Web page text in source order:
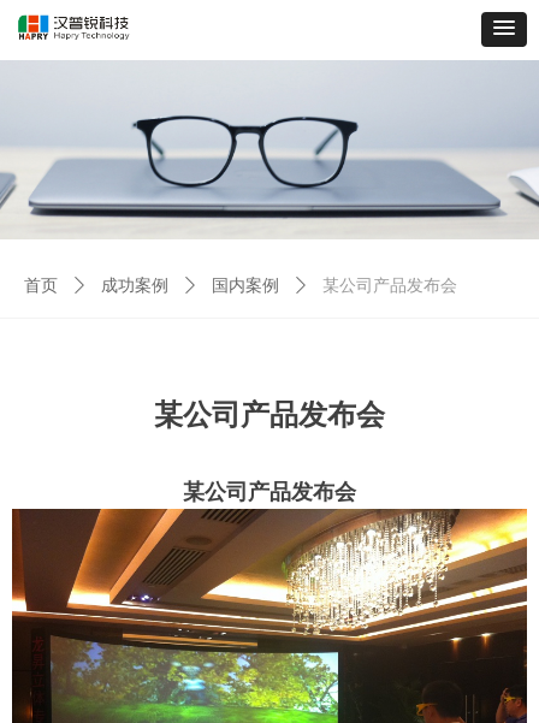
某公司产品发布会
某公司产品发布会
首页 ꄲ 成功案例 ꄲ 国内案例 ꄲ 某公司产品发布会